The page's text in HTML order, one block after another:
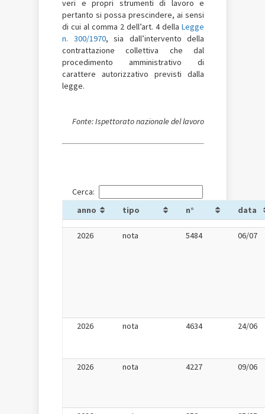
veri e propri strumenti di lavoro e
pertanto si possa prescindere, ai sensi
di cui al comma 2 dell’art. 4 della Legge
n. 300/1970, sia dall’intervento della
contrattazione collettiva che dal
procedimento amministrativo di
carattere autorizzativo previsti dalla
legge.
Fonte: Ispettorato nazionale del lavoro
Cerca:
anno
tipo n° data
2026 nota 5484 06/07
2026 nota 4634 24/06
2026 nota 4227 09/06